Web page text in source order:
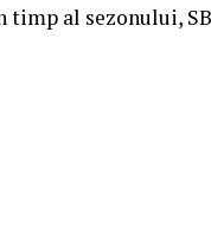
timp al sezonului,